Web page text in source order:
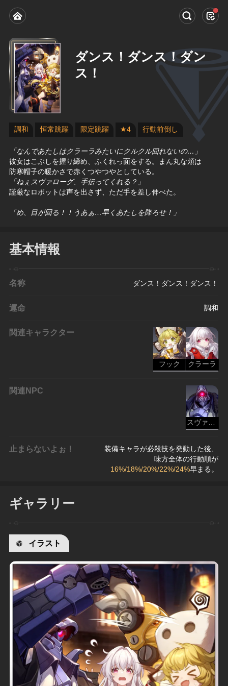
ダンス！ダンス！ダン
ス！
調和 恒常跳躍 限定跳躍 ★4 行動前倒し
「なんであたしはクラーラみたいにクルクル回れないの…」
彼女はこぶしを握り締め、ふくれっ面をする。まん丸な頬は
防寒帽子の暖かさで赤くつやつやとしている。
「ねぇスヴァローグ、手伝ってくれる？」
謹厳なロボットは声を出さず、ただ手を差し伸べた。
「め、目が回る！！うあぁ…早くあたしを降ろせ！」
基本情報
名称 ダンス！ダンス！ダンス！
運命 調和
関連キャラクター
フック クラーラ
関連NPC
スヴァローグ
止まらないよぉ！
装備キャラが必殺技を発動した後、
味方全体の行動順が
16%/18%/20%/22%/24%早まる。
ギャラリー
イラスト